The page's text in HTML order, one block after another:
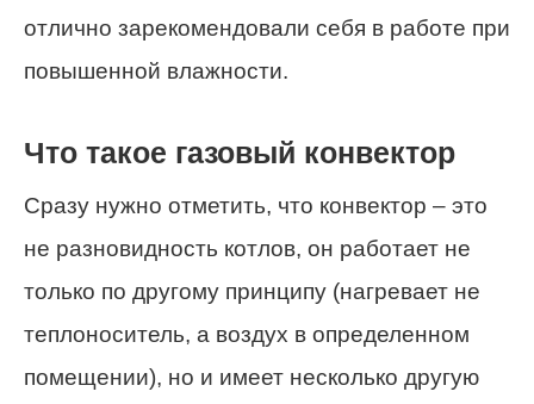
отлично зарекомендовали себя в работе при
повышенной влажности.
Что такое газовый конвектор
Сразу нужно отметить, что конвектор – это
не разновидность котлов, он работает не
только по другому принципу (нагревает не
теплоноситель, а воздух в определенном
помещении), но и имеет несколько другую